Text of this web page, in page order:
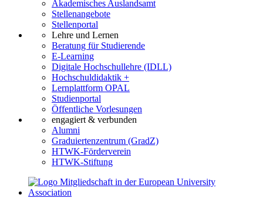
Akademisches Auslandsamt
Stellenangebote
Stellenportal
Lehre und Lernen
Beratung für Studierende
E-Learning
Digitale Hochschullehre (IDLL)
Hochschuldidaktik +
Lernplattform OPAL
Studienportal
Öffentliche Vorlesungen
engagiert & verbunden
Alumni
Graduiertenzentrum (GradZ)
HTWK-Förderverein
HTWK-Stiftung